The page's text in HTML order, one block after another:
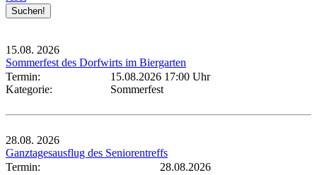
15.08. 2026
Sommerfest des Dorfwirts im Biergarten
Termin:
15.08.2026 17:00 Uhr
Kategorie:
Sommerfest
28.08. 2026
Ganztagesausflug des Seniorentreffs
Termin:
28.08.2026